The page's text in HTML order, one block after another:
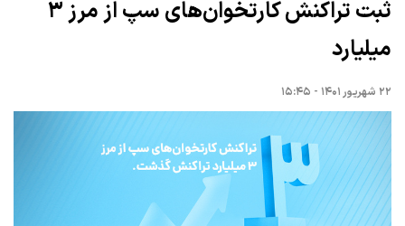
ثبت تراکنش کارتخوان‌های سپ از مرز ۳
میلیارد
۲۲ شهریور ۱۴۰۱ - ۱۵:۴۵